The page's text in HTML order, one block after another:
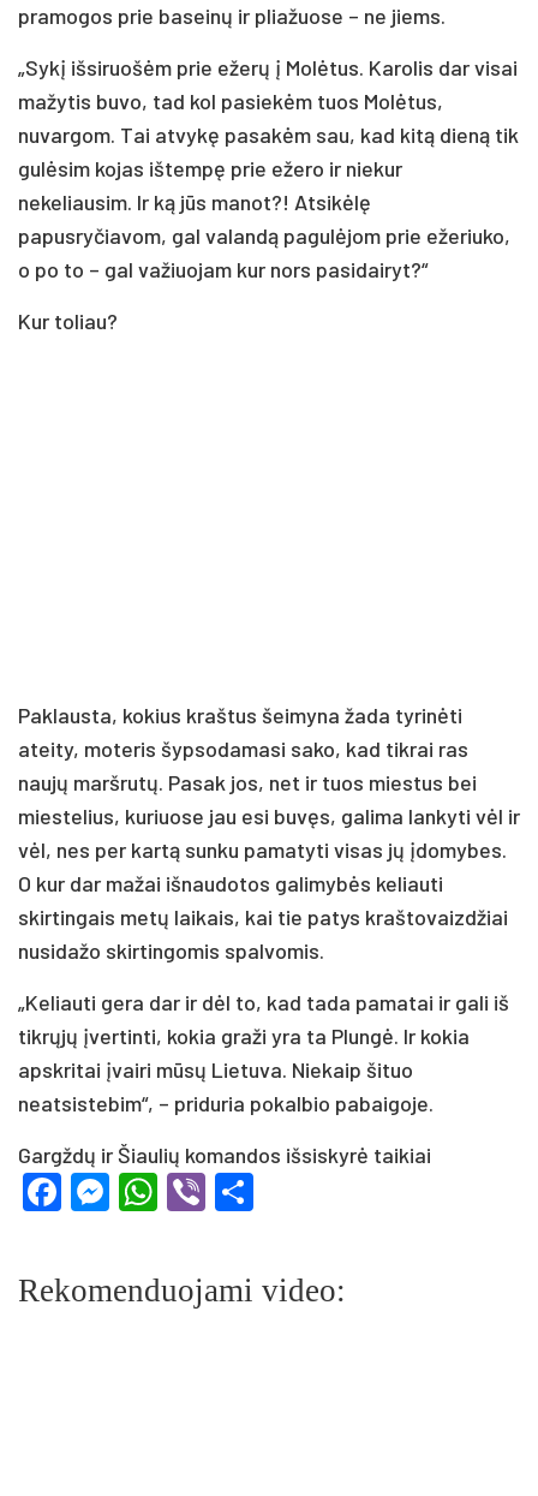
pramogos prie baseinų ir pliažuose – ne jiems.
„Sykį išsiruošėm prie ežerų į Molėtus. Karolis dar visai
mažytis buvo, tad kol pasiekėm tuos Molėtus,
nuvargom. Tai atvykę pasakėm sau, kad kitą dieną tik
gulėsim kojas ištempę prie ežero ir niekur
nekeliausim. Ir ką jūs manot?! Atsikėlę
papusryčiavom, gal valandą pagulėjom prie ežeriuko,
o po to – gal važiuojam kur nors pasidairyt?“
Kur toliau?
Paklausta, kokius kraštus šeimyna žada tyrinėti
ateity, moteris šypsodamasi sako, kad tikrai ras
naujų maršrutų. Pasak jos, net ir tuos miestus bei
miestelius, kuriuose jau esi buvęs, galima lankyti vėl ir
vėl, nes per kartą sunku pamatyti visas jų įdomybes.
O kur dar mažai išnaudotos galimybės keliauti
skirtingais metų laikais, kai tie patys kraštovaizdžiai
nusidažo skirtingomis spalvomis.
„Keliauti gera dar ir dėl to, kad tada pamatai ir gali iš
tikrųjų įvertinti, kokia graži yra ta Plungė. Ir kokia
apskritai įvairi mūsų Lietuva. Niekaip šituo
neatsistebim“, – priduria pokalbio pabaigoje.
Gargždų ir Šiaulių komandos išsiskyrė taikiai
Facebook
Messenger
WhatsApp
Viber
Rekomenduojami video: